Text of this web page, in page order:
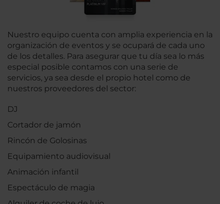
Nuestro equipo cuenta con amplia experiencia en la
organización de eventos y se ocupará de cada uno
de los detalles. Para asegurar que tu día sea lo más
especial posible contamos con una serie de
servicios, ya sea desde el propio hotel como de
nuestros proveedores del sector:
DJ
Cortador de jamón
Rincón de Golosinas
Equipamiento audiovisual
Animación infantil
Espectáculo de magia